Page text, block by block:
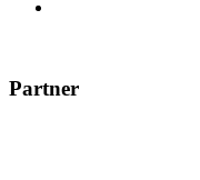
Partner